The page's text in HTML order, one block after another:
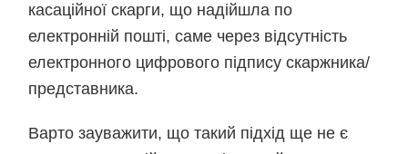
касаційної скарги, що надійшла по
електронній пошті, саме через відсутність
електронного цифрового підпису скаржника/
представника.
Варто зауважити, що такий підхід ще не є